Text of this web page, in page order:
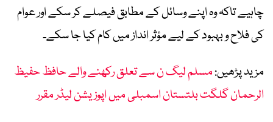
چاہیے تاکہ وہ اپنے وسائل کے مطابق فیصلے کر سکے اور عوام
کی فلاح و بہبود کے لیے مؤثر انداز میں کام کیا جا سکے۔
مزید پڑھیں:مسلم لیگ ن سے تعلق رکھنے والے حافظ حفیظ
الرحمان گلگت بلتستان اسمبلی میں اپوزیشن لیڈر مقرر